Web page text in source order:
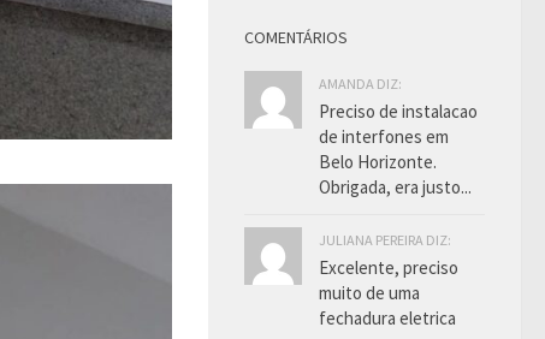
COMENTÁRIOS
AMANDA DIZ:
Preciso de instalacao
de interfones em
Belo Horizonte.
Obrigada, era justo...
JULIANA PEREIRA DIZ:
Excelente, preciso
muito de uma
fechadura eletrica